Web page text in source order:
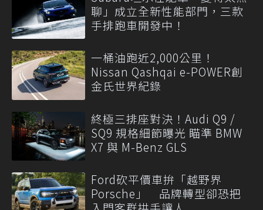
聊」成立全新性能部門，三款
手排跑車開發中！
一桶油跑近2,000公里！
Nissan Qashqai e-POWER創
金氏世界紀錄
終極三排座對決！Audi Q9 /
SQ9 規格細節曝光 瞄準 BMW
X7 與 M-Benz GLS
Ford砍平價車拚「越野界
Porsche」 品牌轉型卻恐把